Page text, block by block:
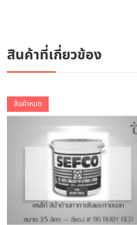
สินค้าที่เกี่ยวข้อง
สินค้าหมด